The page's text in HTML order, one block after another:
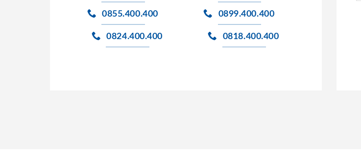
0855.400.400
0824.400.400
0899.400.400
0818.400.400